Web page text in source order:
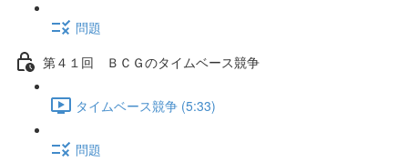
問題
第４１回 ＢＣＧのタイムベース競争
タイムベース競争 (5:33)
問題